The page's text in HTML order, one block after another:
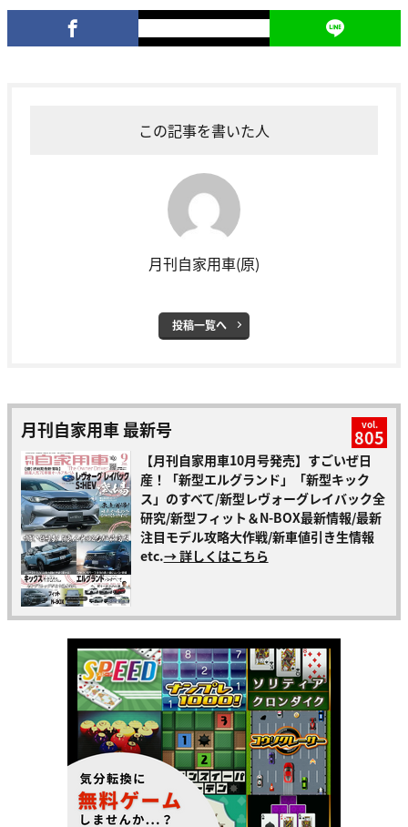
この記事を書いた人
月刊自家用車(原)
投稿一覧へ
月刊自家用車 最新号 vol.
805
【月刊自家用車10月号発売】すごいぜ日
産！「新型エルグランド」「新型キック
ス」のすべて/新型レヴォーグレイバック全
研究/新型フィット＆N-BOX最新情報/最新
注目モデル攻略大作戦/新車値引き生情報
etc.→ 詳しくはこちら